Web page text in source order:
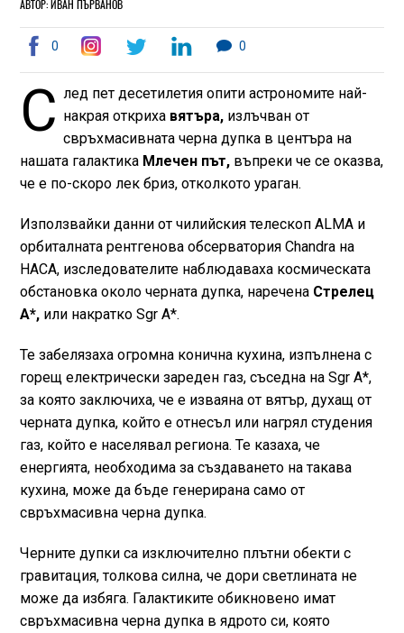
АВТОР: ИВАН ПЪРВАНОВ
0 0
С лед пет десетилетия опити астрономите най-
накрая откриха вятъра, излъчван от
свръхмасивната черна дупка в центъра на
нашата галактика Млечен път,въпреки че се оказва,
че е по-скоро лек бриз, отколкото ураган.
Използвайки данни от чилийския телескоп ALMA и
орбиталната рентгенова обсерватория Chandra на
НАСА, изследователите наблюдаваха космическата
обстановка около черната дупка, наречена Стрелец
A*,или накратко Sgr A*.
Те забелязаха огромна конична кухина, изпълнена с
горещ електрически зареден газ, съседна на Sgr A*,
за която заключиха, че е изваяна от вятър, духащ от
черната дупка, който е отнесъл или нагрял студения
газ, който е населявал региона. Те казаха, че
енергията, необходима за създаването на такава
кухина, може да бъде генерирана само от
свръхмасивна черна дупка.
Черните дупки са изключително плътни обекти с
гравитация, толкова силна, че дори светлината не
може да избяга. Галактиките обикновено имат
свръхмасивна черна дупка в ядрото си, която